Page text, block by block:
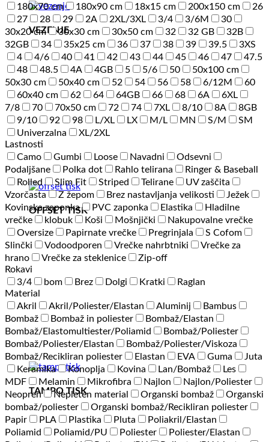
VEZENJE
OFFSET TISK
TAMPO TISK
180x70 cm
180x90 cm 18x15 cm 200x150 cm
26
27
28 29 2A 2XL/3XL 3/4 3/6M
30
30x20 cm
30x30 cm 30x50 cm 32 32 GB
32B
32GB
34 35x25 cm 36 37 38 39 39.5
3XS
4
4/6 40 41 42 43 44 45 46 47
47.5
48
48.5 4A 4GB 5 5/6 50
50x100 cm
50x30 cm
50x40 cm 52 54 56 58 6/12M
60
60x40 cm
62 64 64GB 66 68 6A
6XL
7/8
70 70x50 cm 72 74 7XL 8/10 8A
8GB
9/10
92 98 L/XL LX M/L MN S/M
SM
Univerzalna
XL/2XL
Lastnosti
Camo
Gumbi Loose Navadni
Odsevni
Podaljšane
Polka dot Rahlo telirana
Ringer & Baseball
Rolled
Slim Fit Striped Telirane
UV zaščita
Vzorčasta
Z žepom Brez nastavljanja velikosti
Ježek
Kovinska zaponka
PVC zaponka Elastika
Hladilne
vrečke
klobuk Koši Mošnjički
Nakupovalne vrečke
Oversize
Papirnate vrečke Pregrinjala
S Cofom
Slinčki
Vodoodporen Vrečke nahrbtniki
Vrečke za
hrano
Vrečke za steklenice
Zip-off
Rokavi
3/4
bom Brez Dolgi Kratki
Raglan
Material
Akril
Akril/Poliester/Elastan Aluminij
Bambus
Bombaž
Bombaž in poliester
Bombaž/Elastan
Bombaž/Elastomultiester/Poliamid
Bombaž/Poliester
Bombaž/Poliester/Elastan
Bombaž/Poliester/Viskoza
Bombaž/Recikliran poliester
Elastan EVA Guma
Juta
Keramika
Konoplja Kovina Lan/Bombaž
Les
MDF
Melamin Mikrofibra Najlon
Najlon/Poliester
Neopren
Nepleten material Organski bombaž
Organski
bombaž/poliester
Organski bombaž/Recikliran poliester
Papir
PLA Plastika Pluta
Poliakril/Elastan
Poliamid
Poliamid/PU Poliester
Poliester/Elastan